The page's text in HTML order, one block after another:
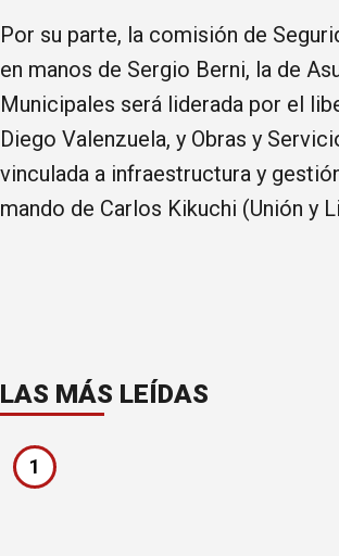
Por su parte, la comisión de
en manos de Sergio Berni, la de
Municipales será liderada por el
Diego Valenzuela, y Obras y
vinculada a infraestructura y
mando de Carlos Kikuchi (Unión y
LAS MÁS LEÍDAS
1